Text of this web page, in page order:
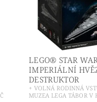
LEGO® STAR
IMPERIÁLNÍ
DESTRUKTOR
+ VOLNÁ RODINNÁ
MUZEA LEGA TÁBOR V